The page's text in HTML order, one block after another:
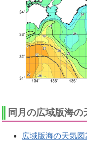
同月の広域版海の
広域版海の天気